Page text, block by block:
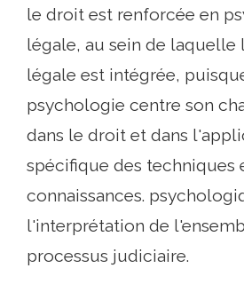
le droit est renforcée en
légale, au sein de laquelle
légale est intégrée,
psychologie centre son
dans le droit et dans
spécifique des techniques
connaissances.
l'interprétation de
processus judiciaire.